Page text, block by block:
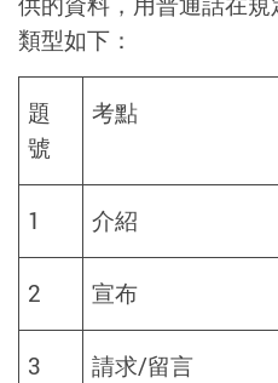
類型如下：
題
號
考點
1 介紹
2 宣布
3 請求/留言